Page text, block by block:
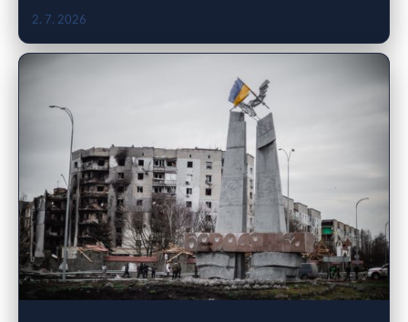
2. 7. 2026